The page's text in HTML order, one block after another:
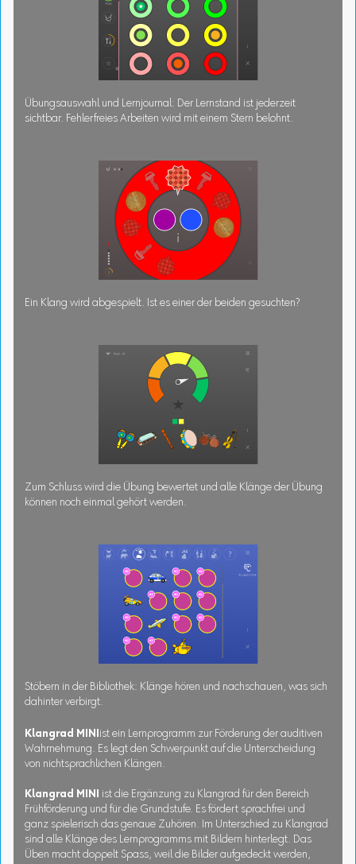
Übungsauswahl und Lernjournal: Der Lernstand ist jederzeit
sichtbar. Fehlerfreies Arbeiten wird mit einem Stern belohnt.
Ein Klang wird abgespielt. Ist es einer der beiden gesuchten?
Zum Schluss wird die Übung bewertet und alle Klänge der Übung
können noch einmal gehört werden.
Stöbern in der Bibliothek: Klänge hören und nachschauen, was sich
dahinter verbirgt.
Klangrad MINIist ein Lernprogramm zur Förderung der auditiven
Wahrnehmung. Es legt den Schwerpunkt auf die Unterscheidung
von nichtsprachlichen Klängen.
Klangrad MINI ist die Ergänzung zu Klangrad für den Bereich
Frühförderung und für die Grundstufe. Es fördert sprachfrei und
ganz spielerisch das genaue Zuhören. Im Unterschied zu Klangrad
sind alle Klänge des Lernprogramms mit Bildern hinterlegt. Das
Üben macht doppelt Spass, weil die Bilder aufgedeckt werden,